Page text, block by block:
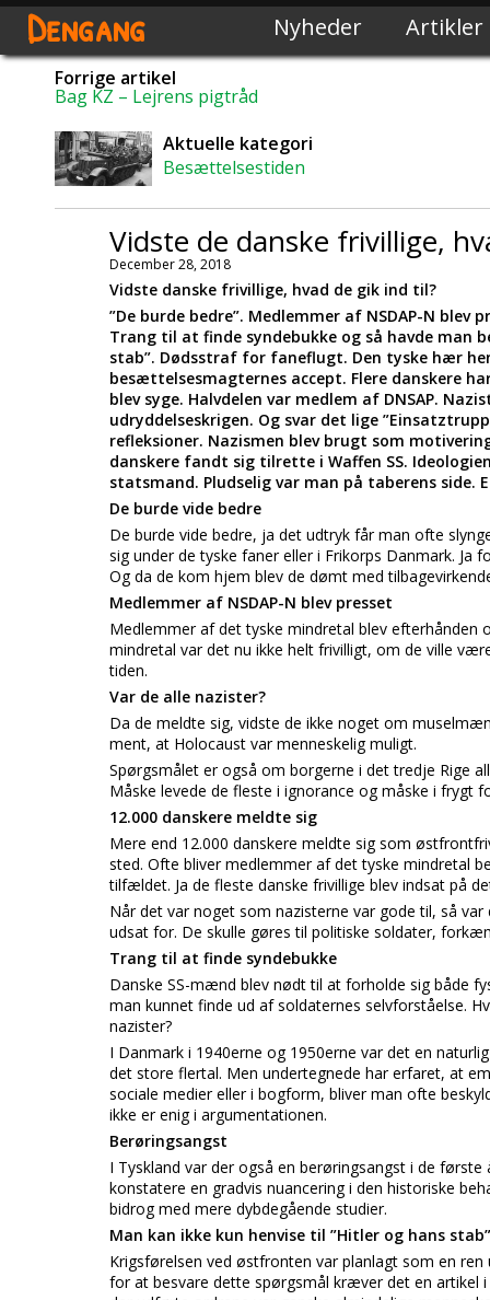
Dengang Nyheder Artikler
Forrige artikel
Bag KZ – Lejrens pigtråd
Aktuelle kategori
Besættelsestiden
Vidste de danske frivillige,
December 28, 2018
Vidste danske frivillige, hvad de gik ind til?
”De burde bedre”. Medlemmer af NSDAP-N blev
Trang til at finde syndebukke og så havde man
stab”. Dødsstraf for faneflugt. Den tyske hær
besættelsesmagternes accept. Flere danskere
blev syge. Halvdelen var medlem af DNSAP.
udryddelseskrigen. Og svar det lige
refleksioner. Nazismen blev brugt som
danskere fandt sig tilrette i Waffen SS.
statsmand. Pludselig var man på taberens
De burde vide bedre
De burde vide bedre, ja det udtryk får man ofte
sig under de tyske faner eller i Frikorps Danmark.
Og da de kom hjem blev de dømt med
Medlemmer af NSDAP-N blev presset
Medlemmer af det tyske mindretal blev efterhånden
mindretal var det nu ikke helt frivilligt, om de ville
tiden.
Var de alle nazister?
Da de meldte sig, vidste de ikke noget om
ment, at Holocaust var menneskelig muligt.
Spørgsmålet er også om borgerne i det tredje Rige
Måske levede de fleste i ignorance og måske i frygt
12.000 danskere meldte sig
Mere end 12.000 danskere meldte sig som
sted. Ofte bliver medlemmer af det tyske mindretal
tilfældet. Ja de fleste danske frivillige blev indsat på
Når det var noget som nazisterne var gode til, så
udsat for. De skulle gøres til politiske soldater,
Trang til at finde syndebukke
Danske SS-mænd blev nødt til at forholde sig både
man kunnet finde ud af soldaternes selvforståelse.
nazister?
I Danmark i 1940erne og 1950erne var det en
det store flertal. Men undertegnede har erfaret, at
sociale medier eller i bogform, bliver man ofte
ikke er enig i argumentationen.
Berøringsangst
I Tyskland var der også en berøringsangst i de
konstatere en gradvis nuancering i den historiske
bidrog med mere dybdegående studier.
Man kan ikke kun henvise til ”Hitler og hans stab”
Krigsførelsen ved østfronten var planlagt som en
for at besvare dette spørgsmål kræver det en artikel